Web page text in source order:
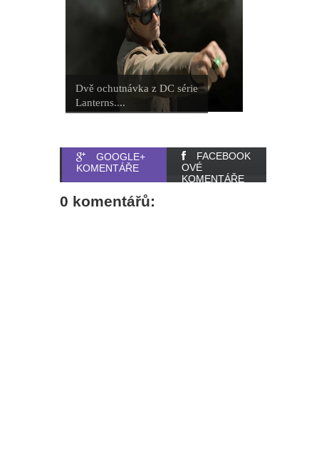
Dvě ochutnávka z DC série
Lanterns....
GOOGLE+
KOMENTÁŘE
FACEBOOK
OVÉ
KOMENTÁŘE
0 komentářů: